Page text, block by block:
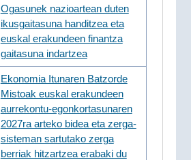
Ogasunek nazioartean duten
ikusgaitasuna handitzea eta
euskal erakundeen finantza
gaitasuna indartzea
Ekonomia Itunaren Batzorde
Mistoak euskal erakundeen
aurrekontu-egonkortasunaren
2027ra arteko bidea eta zerga-
sisteman sartutako zerga
berriak hitzartzea erabaki du